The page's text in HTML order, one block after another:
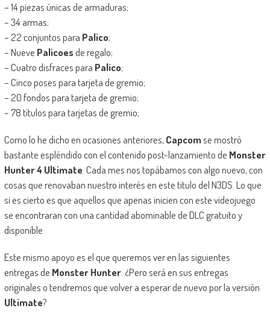
– 14 piezas únicas de armaduras;
– 34 armas;
– 22 conjuntos para Palico;
– Nueve Palicoesde regalo;
– Cuatro disfraces para Palico;
– Cinco poses para tarjeta de gremio;
– 20 fondos para tarjeta de gremio;
– 78 títulos para tarjetas de gremio;
Como lo he dicho en ocasiones anteriores, Capcomse mostró
bastante espléndido con el contenido post-lanzamiento de Monster
Hunter 4 Ultimate. Cada mes nos topábamos con algo nuevo, con
cosas que renovaban nuestro interés en este titulo del N3DS. Lo que
si es cierto es que aquellos que apenas inicien con este videojuego
se encontraran con una cantidad abominable de DLC gratuito y
disponible.
Este mismo apoyo es el que queremos ver en las siguientes
entregas de Monster Hunter. ¿Pero será en sus entregas
originales o tendremos que volver a esperar de nuevo por la versión
Ultimate?